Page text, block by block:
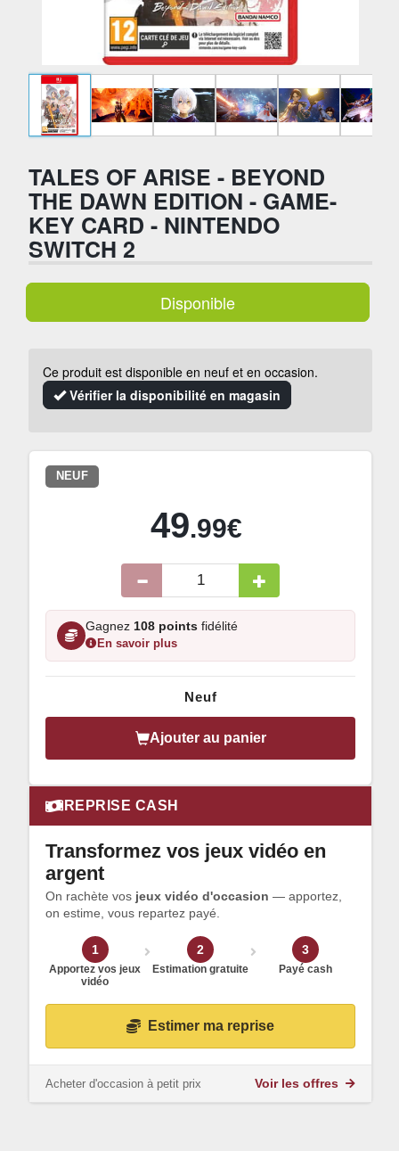
TALES OF ARISE - BEYOND
THE DAWN EDITION - GAME-
KEY CARD - NINTENDO
SWITCH 2
Disponible
Ce produit est disponible en neuf et en occasion.
Vérifier la disponibilité en magasin
NEUF
49.99€
Gagnez 108 points fidélité
En savoir plus
Neuf
Ajouter au panier
REPRISE CASH
Transformez vos jeux vidéo en
argent
On rachète vos jeux vidéo d'occasion — apportez,
on estime, vous repartez payé.
1
Apportez vos jeux
vidéo
2
Estimation gratuite
3
Payé cash
Estimer ma reprise
Acheter d'occasion à petit prix Voir les offres